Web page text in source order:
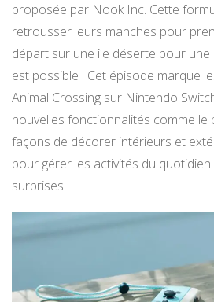
proposée par Nook Inc. Cette
retrousser leurs manches pour
départ sur une île déserte pour
est possible ! Cet épisode marque
Animal Crossing sur Nintendo
nouvelles fonctionnalités comme le
façons de décorer intérieurs et
pour gérer les activités du quotidien
surprises.